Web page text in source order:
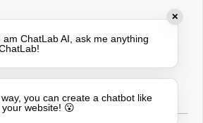
✕
am ChatLab AI, ask me anything
you can create a chatbot like
website! 😮